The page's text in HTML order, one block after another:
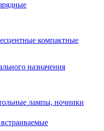
компактные
назначения
лампы, ночники